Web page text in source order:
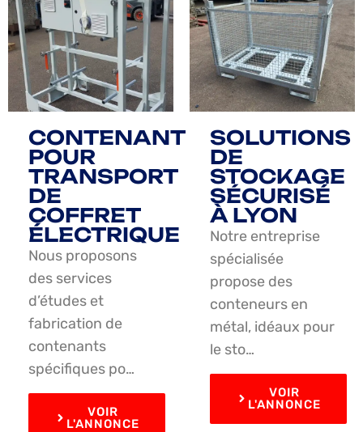
CONTENANT
POUR
TRANSPORT
DE
COFFRET
ÉLECTRIQUE
Nous proposons
des services
d’études et
fabrication de
contenants
spécifiques po…
VOIR
L'ANNONCE
SOLUTIONS
DE
STOCKAGE
SÉCURISÉ
À LYON
Notre entreprise
spécialisée
propose des
conteneurs en
métal, idéaux pour
le sto…
VOIR
L'ANNONCE